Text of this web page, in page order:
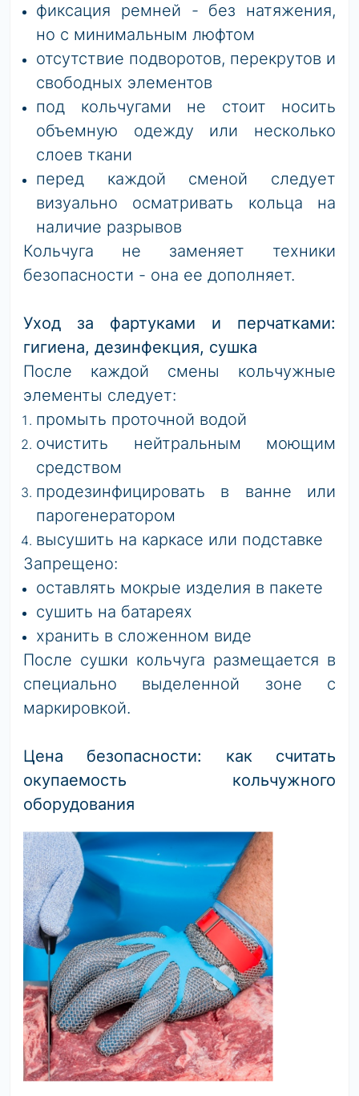
фиксация ремней - без натяжения,
но с минимальным люфтом
отсутствие подворотов, перекрутов и
свободных элементов
под кольчугами не стоит носить
объемную одежду или несколько
слоев ткани
перед каждой сменой следует
визуально осматривать кольца на
наличие разрывов
Кольчуга не заменяет техники
безопасности - она ее дополняет.
Уход за фартуками и перчатками:
гигиена, дезинфекция, сушка
После каждой смены кольчужные
элементы следует:
промыть проточной водой
очистить нейтральным моющим
средством
продезинфицировать в ванне или
парогенератором
высушить на каркасе или подставке
Запрещено:
оставлять мокрые изделия в пакете
сушить на батареях
хранить в сложенном виде
После сушки кольчуга размещается в
специально выделенной зоне с
маркировкой.
Цена безопасности: как считать
окупаемость кольчужного
оборудования